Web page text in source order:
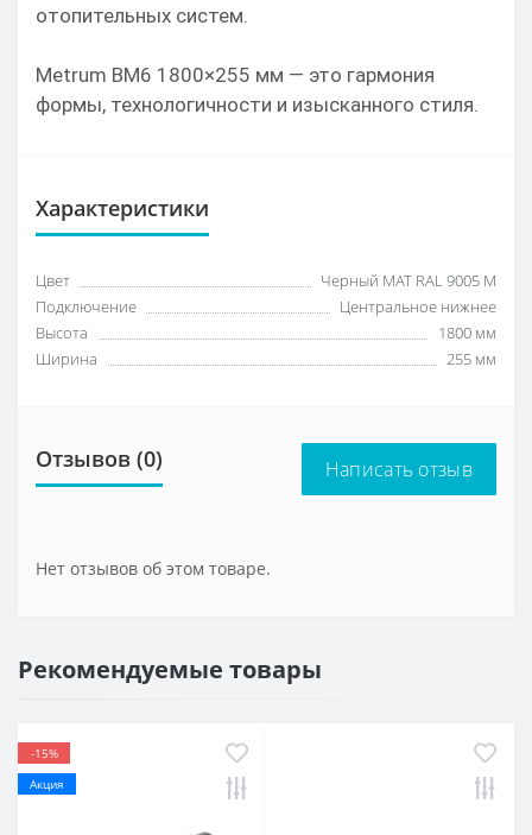
отопительных систем.
Metrum BM6 1800×255 мм — это гармония
формы, технологичности и изысканного стиля.
Характеристики
Цвет
Черный МАТ RAL 9005 M
Подключение
Центральное нижнее
Высота
1800 мм
Ширина
255 мм
Отзывов (0) Написать отзыв
Нет отзывов об этом товаре.
Рекомендуемые товары
-15%
Акция